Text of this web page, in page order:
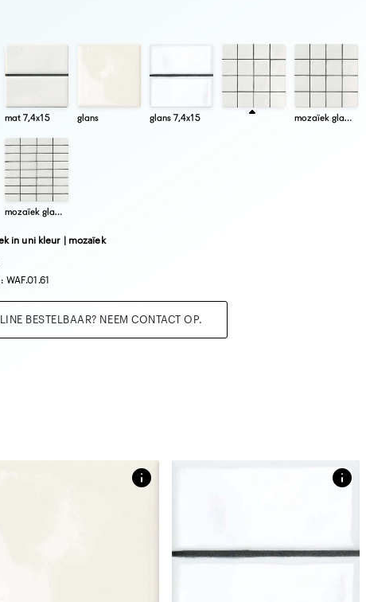
mat 7,4x15 glans glans 7,4x15 mozaïek glans 7,4x7,
mozaïek glans 3,6x7,
in uni kleur | mozaïek
BESTELBAAR? NEEM CONTACT OP.